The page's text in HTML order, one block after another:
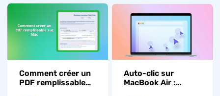
Comment créer un
PDF remplissable
Auto-clic sur
MacBook Air :